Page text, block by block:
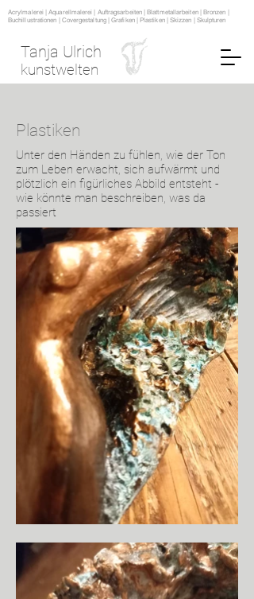
Tanja Ulrich
kunstwelten
Acrylmalerei | Aquarellmalerei | Auftragsarbeiten | Blattmetallarbeiten | Bronzen |
Buchillustrationen | Covergestaltung | Grafiken | Plastiken | Skizzen | Skulpturen
Plastiken
Unter den Händen zu fühlen, wie der Ton
zum Leben erwacht, sich aufwärmt und
plötzlich ein figürliches Abbild entsteht -
wie könnte man beschreiben, was da
passiert